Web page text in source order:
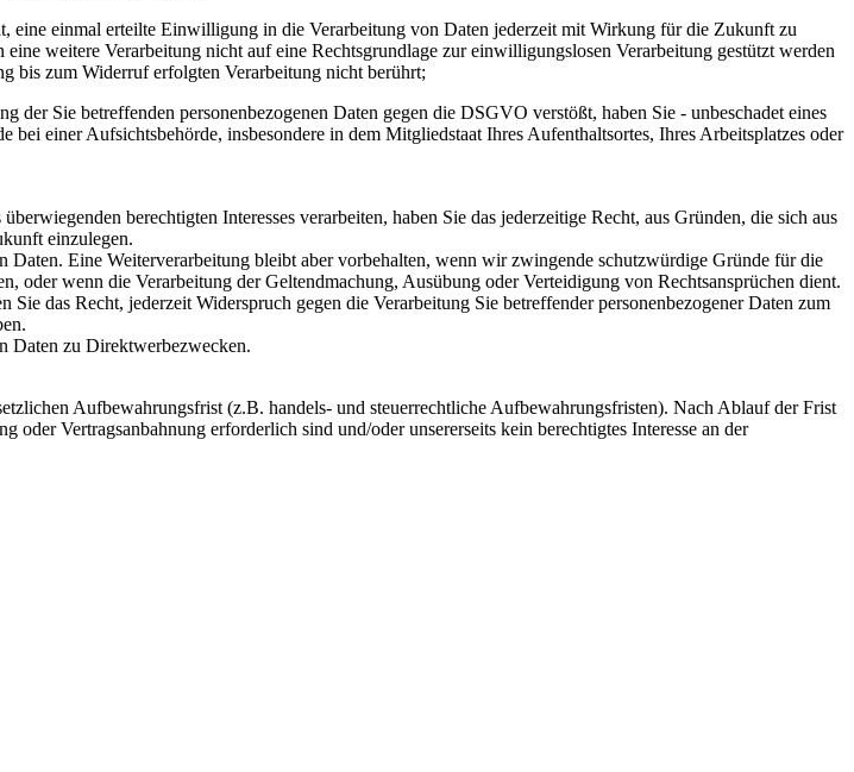
einmal erteilte Einwilligung in die Verarbeitung von Daten jederzeit mit Wirkung für die Zukunft zu
weitere Verarbeitung nicht auf eine Rechtsgrundlage zur einwilligungslosen Verarbeitung gestützt werden
zum Widerruf erfolgten Verarbeitung nicht berührt;
der Sie betreffenden personenbezogenen Daten gegen die DSGVO verstößt, haben Sie - unbeschadet eines
einer Aufsichtsbehörde, insbesondere in dem Mitgliedstaat Ihres Aufenthaltsortes, Ihres Arbeitsplatzes oder
berechtigten Interesses verarbeiten, haben Sie das jederzeitige Recht, aus Gründen, die sich aus
einzulegen.
Eine Weiterverarbeitung bleibt aber vorbehalten, wenn wir zwingende schutzwürdige Gründe für die
oder wenn die Verarbeitung der Geltendmachung, Ausübung oder Verteidigung von Rechtsansprüchen dient.
das Recht, jederzeit Widerspruch gegen die Verarbeitung Sie betreffender personenbezogener Daten zum
Daten zu Direktwerbezwecken.
Aufbewahrungsfrist (z.B. handels- und steuerrechtliche Aufbewahrungsfristen). Nach Ablauf der Frist
Vertragsanbahnung erforderlich sind und/oder unsererseits kein berechtigtes Interesse an der